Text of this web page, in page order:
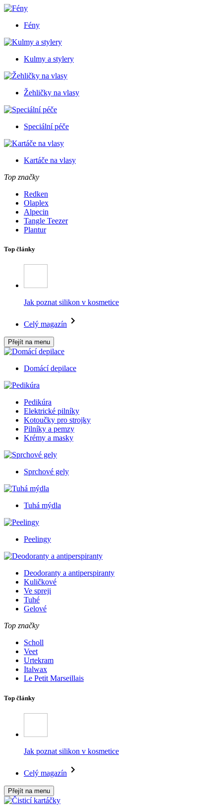
Fény
Kulmy a stylery
Žehličky na vlasy
Speciální péče
Kartáče na vlasy
Top značky
Redken
Olaplex
Alpecin
Tangle Teezer
Plantur
Top články
Jak poznat silikon v kosmetice
Celý magazín
Přejít na menu
Domácí depilace
Pedikúra
Elektrické pilníky
Kotoučky pro strojky
Pilníky a pemzy
Krémy a masky
Sprchové gely
Tuhá mýdla
Peelingy
Deodoranty a antiperspiranty
Kuličkové
Ve spreji
Tuhé
Gelové
Top značky
Scholl
Veet
Urtekram
Italwax
Le Petit Marseillais
Top články
Jak poznat silikon v kosmetice
Celý magazín
Přejít na menu